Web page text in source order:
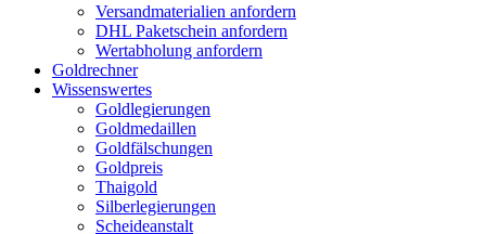
Versandmaterialien anfordern
DHL Paketschein anfordern
Wertabholung anfordern
Goldrechner
Wissenswertes
Goldlegierungen
Goldmedaillen
Goldfälschungen
Goldpreis
Thaigold
Silberlegierungen
Scheideanstalt